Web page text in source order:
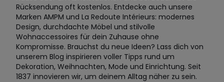
Rücksendung oft kostenlos. Entdecke auch unsere
Marken AMPM und La Redoute Intérieurs: modernes
Design, durchdachte Möbel und stilvolle
Wohnaccessoires für dein Zuhause ohne
Kompromisse. Brauchst du neue Ideen? Lass dich von
unserem Blog inspirieren voller Tipps rund um
Dekoration, Weihnachten, Mode und Einrichtung. Seit
1837 innovieren wir, um deinem Alltag näher zu sein.